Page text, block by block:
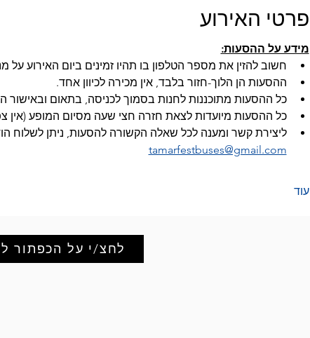
פרטי האירוע
מידע על ההסעות:
חשוב להזין את מספר הטלפון בו תהיו זמינים ביום האירוע
ההסעות הן הלוך-חזור בלבד, אין מכירה לכיוון אחד.
כל ההסעות מתוכננות לחנות בסמוך לכניסה, בתאום
כל ההסעות מיועדות לצאת חזרה חצי שעה מסיום המופע (אין
ליצירת קשר ומענה לכל שאלה הקשורה להסעות, ניתן לשלוח
tamarfestbuses@gmail.com
עוד
לחצ/י על הכפתור